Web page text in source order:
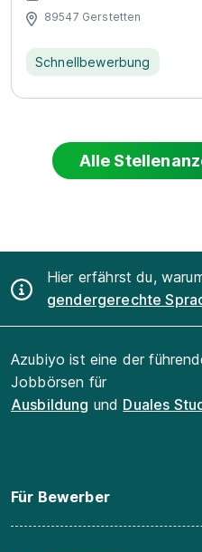
89547 Gerstetten
Schnellbewerbung
Alle
Hier erfährst du,
gendergerechte
Azubiyo ist eine der
Jobbörsen für
Ausbildung und Duales
Für Bewerber